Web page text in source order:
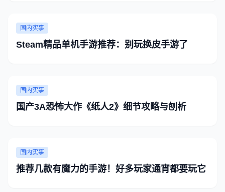
国内实事
Steam精品单机手游推荐：别玩换皮手游了
国内实事
国产3A恐怖大作《纸人2》细节攻略与刨析
国内实事
推荐几款有魔力的手游！好多玩家通宵都要玩它